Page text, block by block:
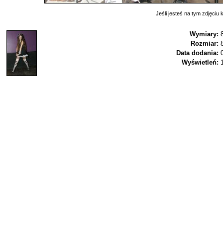
Jeśli jesteś na tym zdjęciu
Wymiary:
Rozmiar:
Data dodania:
Wyświetleń: